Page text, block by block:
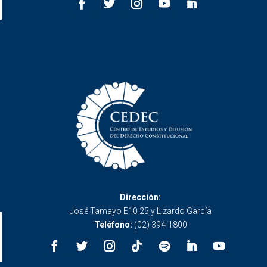
Dirección:
José Tamayo E10 25 y Lizardo García
Teléfono: (02) 394-1800